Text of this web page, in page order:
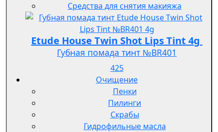
Средства для снятия макияжа
Etude House Twin Shot Lips Tint 4g
Губная помада тинт №BR401
425
Очищение
Пенки
Пилинги
Скрабы
Гидрофильные масла